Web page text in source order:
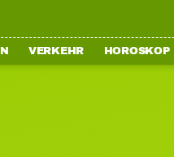
VERKEHR HOROSKOP